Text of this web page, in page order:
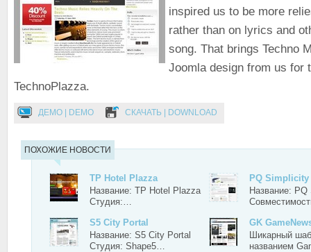
inspired us to be more
rather than on lyrics and
song. That brings Techno
Joomla design from us for
TechnoPlazza.
ДЕМО | DEMO СКАЧАТЬ | DOWNLOAD
ПОХОЖИЕ НОВОСТИ
TP Hotel Plazza
Название: TP Hotel Plazza
Студия:…
PQ Simplicity
Название:
S5 City Portal
Название: S5 City Portal
Студия: Shape5…
GK
Шикарный
названием